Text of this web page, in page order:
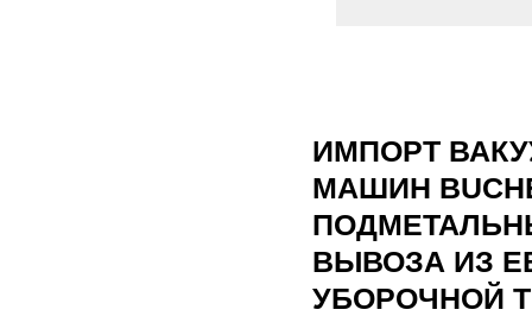
ИМПОРТ
МАШИН
ВЫВОЗА ИЗ
УБОРОЧНОЙ